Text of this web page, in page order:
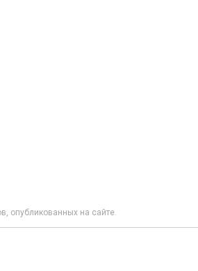
опубликованных на сайте.